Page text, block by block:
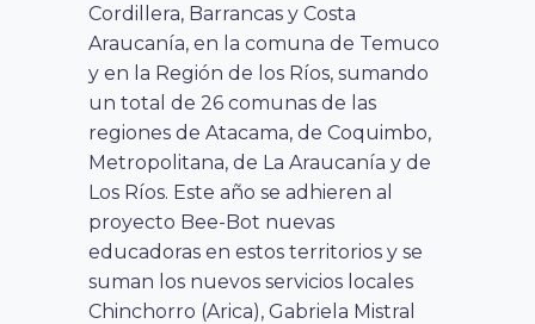
Cordillera, Barrancas y Costa
Araucanía, en la comuna de Temuco
y en la Región de los Ríos, sumando
un total de 26 comunas de las
regiones de Atacama, de Coquimbo,
Metropolitana, de La Araucanía y de
Los Ríos. Este año se adhieren al
proyecto Bee-Bot nuevas
educadoras en estos territorios y se
suman los nuevos servicios locales
Chinchorro (Arica), Gabriela Mistral